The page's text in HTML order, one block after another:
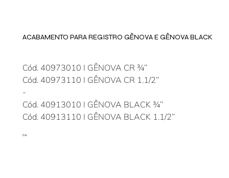
ACABAMENTO PARA REGISTRO GÊNOVA E GÊNOVA BLACK
Cód. 40973010 I GÊNOVA CR ¾’’
Cód. 40973110 I GÊNOVA CR 1.1/2’’
-
Cód. 40913010 I GÊNOVA BLACK ¾’’
Cód. 40913110 I GÊNOVA BLACK 1.1/2’’
Cor